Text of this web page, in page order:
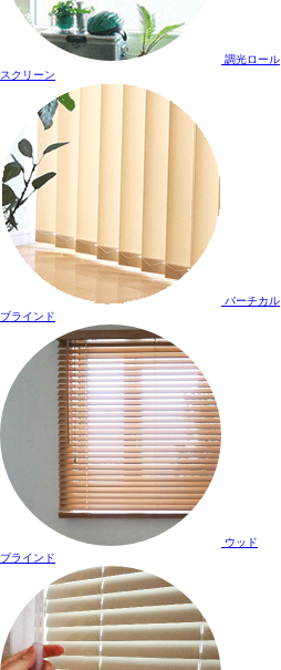
調光ロール
スクリーン
バーチカル
ブラインド
ウッド
ブラインド